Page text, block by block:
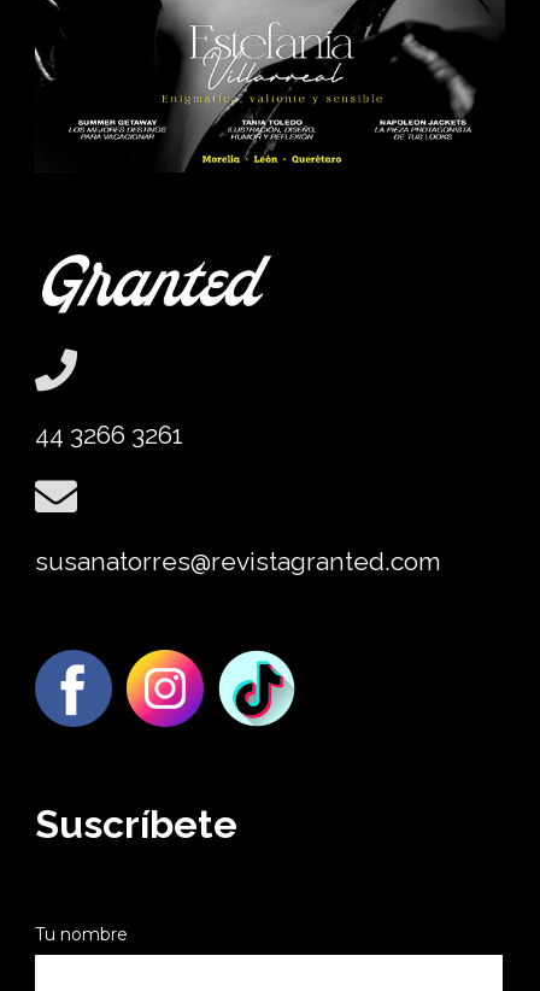
44 3266 3261
susanatorres@revistagranted.com
Suscríbete
Tu nombre